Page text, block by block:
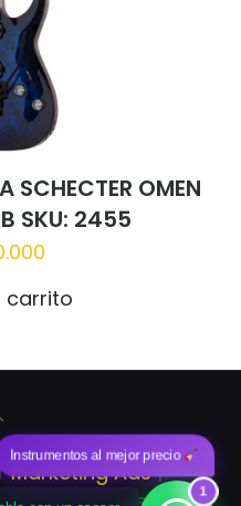
SCHECTER OMEN
SKU: 2455
carrito
Instrumentos al mejor precio
1
Marketing Ads|